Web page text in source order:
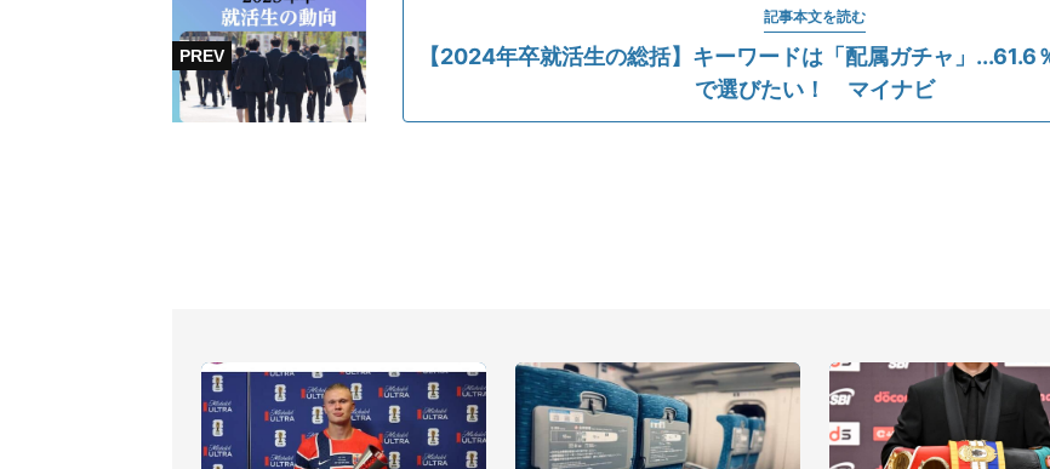
記事本文を読む
【2024年卒就活生の総括】キーワードは「配属ガチャ」...61.6
で選びたい！ マイナビ